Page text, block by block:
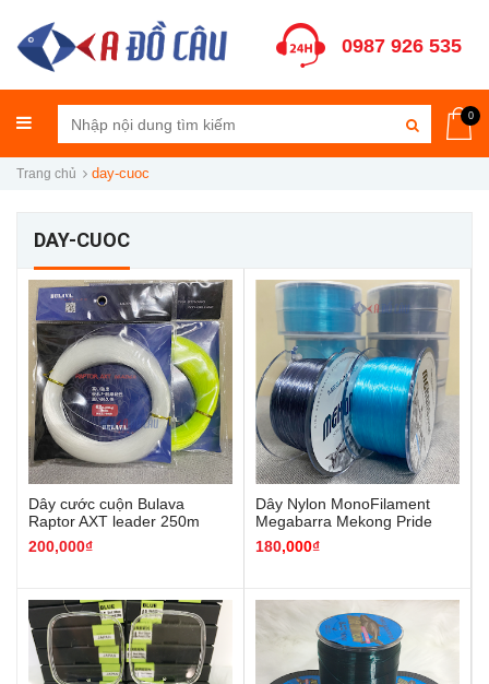
0987 926 535
0
Trang chủ day-cuoc
DAY-CUOC
Dây cước cuộn Bulava
Raptor AXT leader 250m
200,000₫
Dây Nylon MonoFilament
Megabarra Mekong Pride
500M
180,000₫